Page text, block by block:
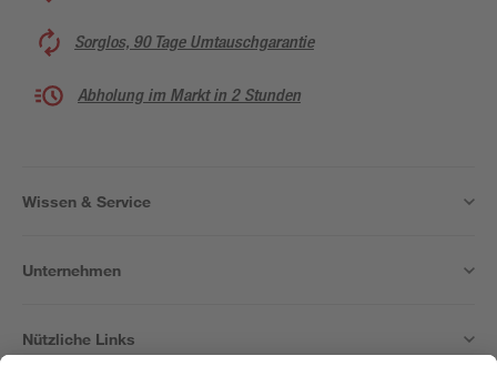
Sorglos, 90 Tage Umtauschgarantie
Abholung im Markt in 2 Stunden
Wissen & Service
Unternehmen
Nützliche Links